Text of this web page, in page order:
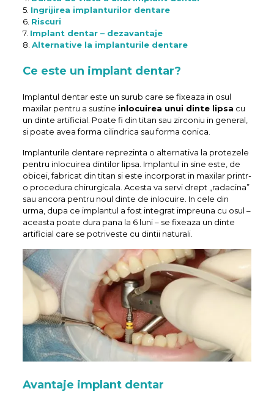
5. Ingrijirea implanturilor dentare
6. Riscuri
7. Implant dentar – dezavantaje
8. Alternative la implanturile dentare
Ce este un implant dentar?
Implantul dentar este un surub care se fixeaza in osul
maxilar pentru a sustine inlocuirea unui dinte lipsa cu
un dinte artificial. Poate fi din titan sau zirconiu in general,
si poate avea forma cilindrica sau forma conica.
Implanturile dentare reprezinta o alternativa la protezele
pentru inlocuirea dintilor lipsa. Implantul in sine este, de
obicei, fabricat din titan si este incorporat in maxilar printr-
o procedura chirurgicala. Acesta va servi drept „radacina”
sau ancora pentru noul dinte de inlocuire. In cele din
urma, dupa ce implantul a fost integrat impreuna cu osul –
aceasta poate dura pana la 6 luni – se fixeaza un dinte
artificial care se potriveste cu dintii naturali.
Avantaje implant dentar